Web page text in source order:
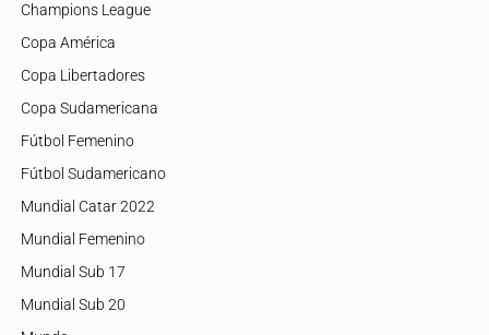
Champions League
Copa América
Copa Libertadores
Copa Sudamericana
Fútbol Femenino
Fútbol Sudamericano
Mundial Catar 2022
Mundial Femenino
Mundial Sub 17
Mundial Sub 20